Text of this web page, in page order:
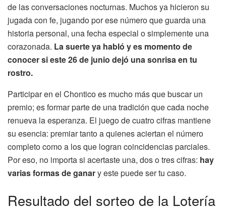
de las conversaciones nocturnas. Muchos ya hicieron su
jugada con fe, jugando por ese número que guarda una
historia personal, una fecha especial o simplemente una
corazonada. La suerte ya habló y es momento de
conocer si este 26 de junio dejó una sonrisa en tu
rostro.
Participar en el Chontico es mucho más que buscar un
premio; es formar parte de una tradición que cada noche
renueva la esperanza. El juego de cuatro cifras mantiene
su esencia: premiar tanto a quienes aciertan el número
completo como a los que logran coincidencias parciales.
Por eso, no importa si acertaste una, dos o tres cifras: hay
varias formas de ganary este puede ser tu caso.
Resultado del sorteo de la Lotería